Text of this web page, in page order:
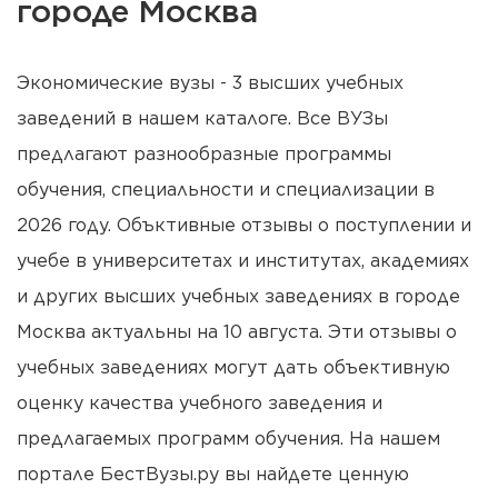
городе Москва
Экономические вузы - 3 высших учебных
заведений в нашем каталоге. Все ВУЗы
предлагают разнообразные программы
обучения, специальности и специализации в
2026 году. Объктивные отзывы о поступлении и
учебе в университетах и институтах, академиях
и других высших учебных заведениях в городе
Москва актуальны на 10 августа. Эти отзывы о
учебных заведениях могут дать объективную
оценку качества учебного заведения и
предлагаемых программ обучения. На нашем
портале БестВузы.ру вы найдете ценную